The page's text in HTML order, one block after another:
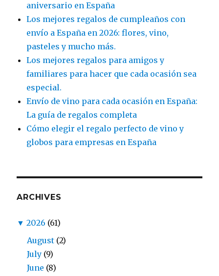
aniversario en España
Los mejores regalos de cumpleaños con
envío a España en 2026: flores, vino,
pasteles y mucho más.
Los mejores regalos para amigos y
familiares para hacer que cada ocasión sea
especial.
Envío de vino para cada ocasión en España:
La guía de regalos completa
Cómo elegir el regalo perfecto de vino y
globos para empresas en España
ARCHIVES
▼ 2026 (61)
August (2)
July (9)
June (8)